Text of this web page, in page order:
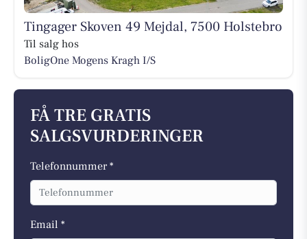
Tingager Skoven 49 Mejdal, 7500 Holstebro
Til salg hos
BoligOne Mogens Kragh I/S
FÅ TRE GRATIS
SALGSVURDERINGER
Telefonnummer *
Email *